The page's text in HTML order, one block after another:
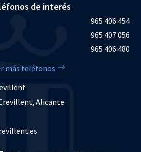
de interés
965 406 454
965 407 056
965 406 480
más teléfonos
Alicante